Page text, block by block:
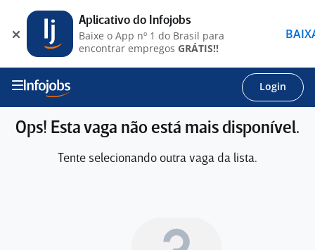
Login
Ops! Esta vaga não está mais disponível.
Tente selecionando outra vaga da lista.
Aplicativo do Infojobs
Baixe o App nº 1 do Brasil para
encontrar empregos GRÁTIS!!